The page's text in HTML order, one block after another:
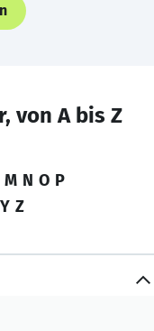
von A bis Z
M N O P
Y Z